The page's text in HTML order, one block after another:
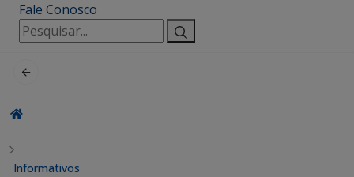
Fale Conosco
Pesquisar
por:
Informativos